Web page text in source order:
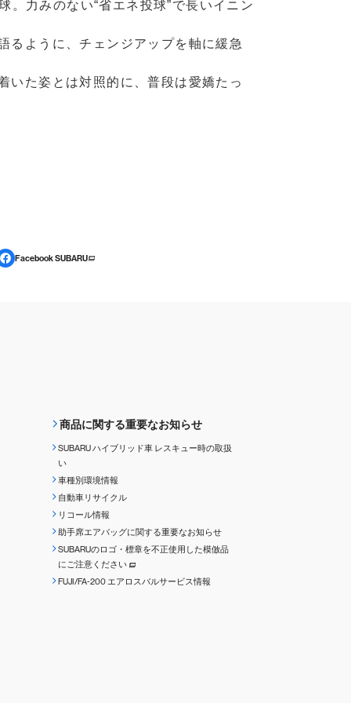
力みのない“省エネ投球”で長いイニン
るように、チェンジアップを軸に緩急
いた姿とは対照的に、普段は愛嬌たっ
Facebook SUBARU
商品に関する重要なお知らせ
SUBARU ハイブリッド車 レスキュー時の取扱
い
車種別環境情報
自動車リサイクル
リコール情報
助手席エアバッグに関する重要なお知らせ
SUBARUのロゴ・標章を不正使用した模倣品
にご注意ください
FUJI/FA-200 エアロスバルサービス情報